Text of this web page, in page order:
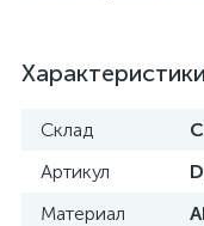
Характеристики
Склад
Артикул
Материал